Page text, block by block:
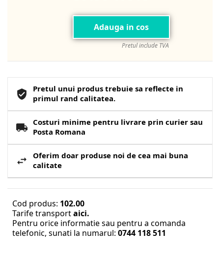
Adauga in cos
Pretul include TVA
Pretul unui produs trebuie sa reflecte in
primul rand calitatea.
Costuri minime pentru livrare prin curier sau
Posta Romana
Oferim doar produse noi de cea mai buna
calitate
Cod produs: 102.00
Tarife transportaici.
Pentru orice informatie sau pentru a comanda
telefonic, sunati la numarul: 0744 118 511